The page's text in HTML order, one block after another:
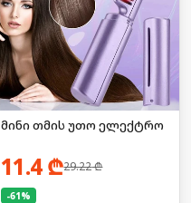
მინი თმის უთო ელექტრო
11.4₾29.22₾
-61%